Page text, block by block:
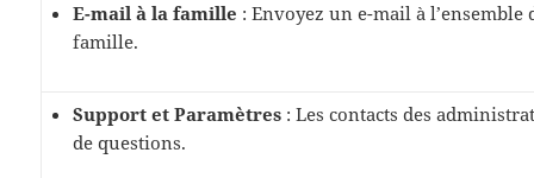
E-mail à la famille : Envoyez un e-mail à l’ensemble
famille.
Support et Paramètres : Les contacts des
de questions.